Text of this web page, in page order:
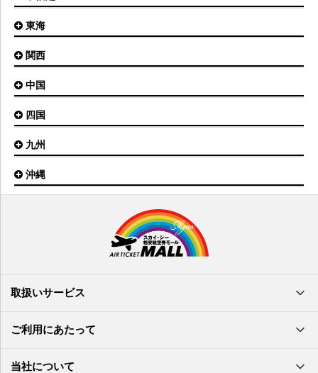
釧路空港
稚内空港
とかち帯広空港
根室中標津空港
奥尻空港
利尻空港
福島空港
大館能代空港
庄内空港
山形空港
能登空港
茨城空港
八丈島空港
新潟空港
東海
名古屋(中部)空港
静岡空港
関西
大阪(伊丹)空港
神戸空港
南紀白浜空港
但馬空港
中国
広島空港
山口宇部空港
出雲空港
米子空港
四国
松山空港
徳島空港
九州
福岡空港
鹿児島空港
北九州空港
奄美大島空港
徳之島空港
沖縄
南大東空港
多良間空港
取扱いサービス
ご利用にあたって
当社について